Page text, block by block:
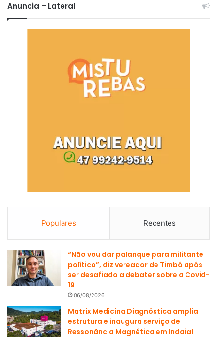
Anuncia – Lateral
Populares Recentes
“Não vou dar palanque para militante
político”, diz vereador de Timbó após
ser desafiado a debater sobre a Covid-
19
06/08/2026
Matrix Medicina Diagnóstica amplia
estrutura e inaugura serviço de
Ressonância Magnética em Indaial